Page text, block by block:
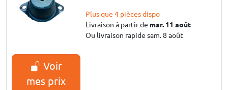
Plus que 4 pièces dispo
Livraison à partir de mar. 11 août
Ou livraison rapide sam. 8 août
Voir
mes prix